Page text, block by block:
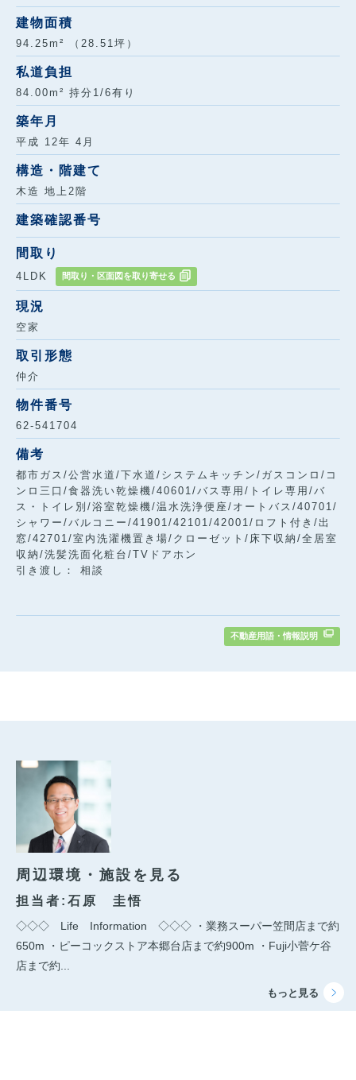
建物面積
94.25m² （28.51坪）
私道負担
84.00m² 持分1/6有り
築年月
平成 12年 4月
構造・階建て
木造 地上2階
建築確認番号
間取り
4LDK 間取り・区面図を取り寄せる
現況
空家
取引形態
仲介
物件番号
62-541704
備考
都市ガス/公営水道/下水道/システムキッチン/ガスコンロ/コ
ンロ三口/食器洗い乾燥機/40601/バス専用/トイレ専用/バ
ス・トイレ別/浴室乾燥機/温水洗浄便座/オートバス/40701/
シャワー/バルコニー/41901/42101/42001/ロフト付き/出
窓/42701/室内洗濯機置き場/クローゼット/床下収納/全居室
収納/洗髪洗面化粧台/TVドアホン
引き渡し： 相談
不動産用語・情報説明
周辺環境・施設を見る
担当者:石原 圭悟
◇◇◇ Life Information ◇◇◇ ・業務スーパー笠間店まで約
650m ・ピーコックストア本郷台店まで約900m ・Fuji小菅ケ谷
店まで約...